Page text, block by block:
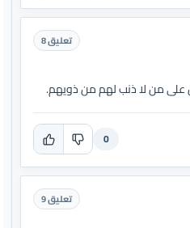
تعليق 8
على من لا ذنب لهم من ذويهم.
0
تعليق 9